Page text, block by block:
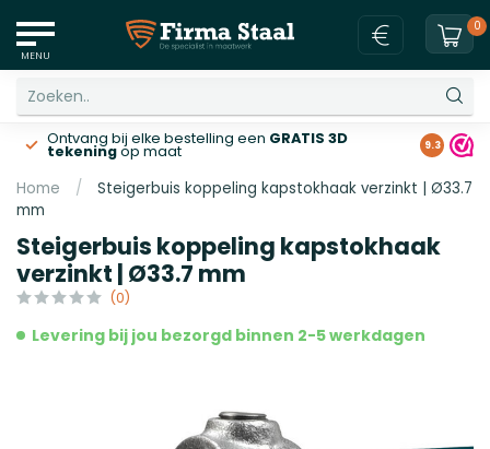
MENU
0
Ontvang bij elke bestelling een GRATIS 3D
tekeningop maat Gratis
9.3
Home /
Steigerbuis koppeling kapstokhaak verzinkt | Ø33.7
mm
Steigerbuis koppeling kapstokhaak
verzinkt | Ø33.7 mm
(0)
Levering bij jou bezorgd binnen 2-5 werkdagen